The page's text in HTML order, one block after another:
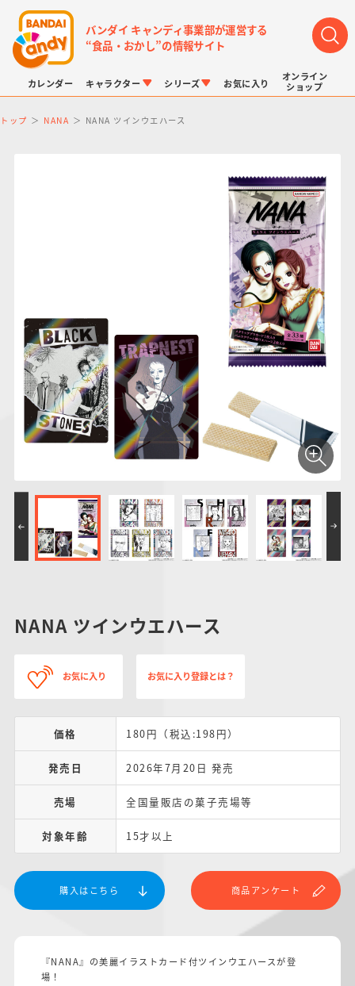
バンダイ キャンディ事業部が運営する
“食品・おかし”の情報サイト
カレンダー キャラクター
仮面ライダーシリー
ズ
PROJECT R.E.D.・
スーパー戦隊シリー
ズ
ガンダムシリーズ
ポケットモンスター
ドラゴンボール
アンパンマン
サンリオキャラクタ
ーズ
たまご
シリーズ
キャラパキ
つりグミ
にふぉるめーしょん
＆スクエアシール
SMPシリーズ
ポケモンキッズ
ポケモンスケールワ
キャラデコ
お気に入り
オンライン
ショップ
トップ NANA NANA ツインウエハース
NANA ツインウエハース
お気に入り お気に入り登録とは？
価格 180円（税込:198円）
発売日 2026年7月20日 発売
売場 全国量販店の菓子売場等
対象年齢 15才以上
購入はこちら 商品アンケート
『NANA』の美麗イラストカード付ツインウエハースが登
場！